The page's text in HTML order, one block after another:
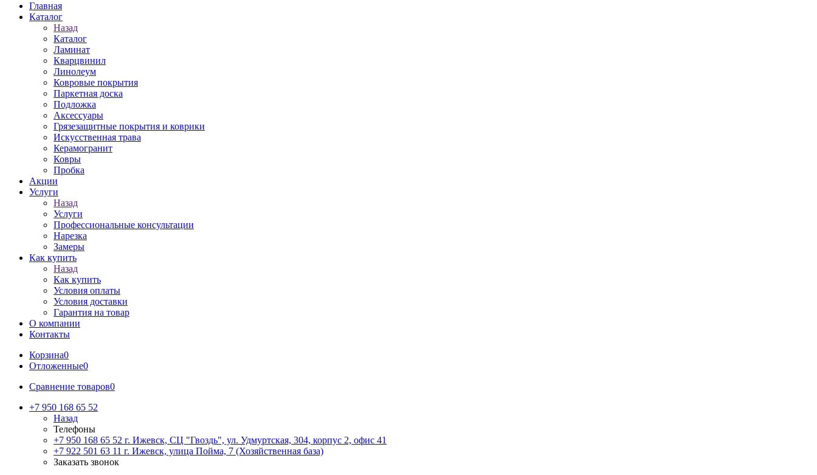
Главная
Каталог
Назад
Каталог
Ламинат
Кварцвинил
Линолеум
Ковровые покрытия
Паркетная доска
Подложка
Аксессуары
Грязезащитные покрытия и коврики
Искусственная трава
Керамогранит
Ковры
Пробка
Акции
Услуги
Назад
Услуги
Профессиональные консультации
Нарезка
Замеры
Как купить
Назад
Как купить
Условия оплаты
Условия доставки
Гарантия на товар
О компании
Контакты
Корзина0
Отложенные0
Сравнение товаров0
+7 950 168 65 52
Назад
Телефоны
+7 950 168 65 52 г. Ижевск, СЦ "Гвоздь", ул. Удмуртская, 304, корпус 2, офис 41
+7 922 501 63 11 г. Ижевск, улица Пойма, 7 (Хозяйственная база)
Заказать звонок